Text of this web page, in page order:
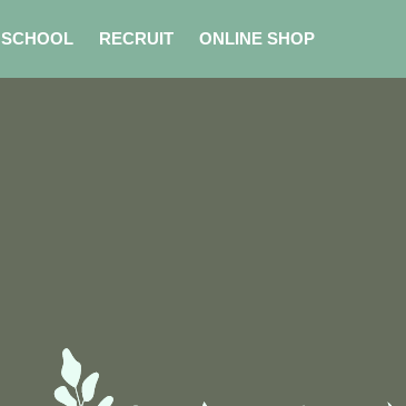
SCHOOL RECRUIT ONLINE SHOP